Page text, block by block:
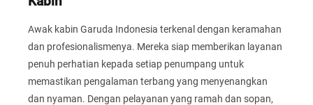
Awak kabin Garuda Indonesia terkenal dengan keramahan
dan profesionalismenya. Mereka siap memberikan layanan
penuh perhatian kepada setiap penumpang untuk
memastikan pengalaman terbang yang menyenangkan
dan nyaman. Dengan pelayanan yang ramah dan sopan,